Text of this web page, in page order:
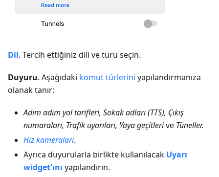
Dil. Tercih ettiğiniz dili ve türü seçin.
Duyuru. Aşağıdaki komut türlerini yapılandırmanıza
olanak tanır:
Adım adım yol tarifleri, Sokak adları (TTS), Çıkış
numaraları, Trafik uyarıları, Yaya geçitlerive Tüneller.
Hız kameraları.
Ayrıca duyurularla birlikte kullanılacak Uyarı
widget'ını yapılandırın.